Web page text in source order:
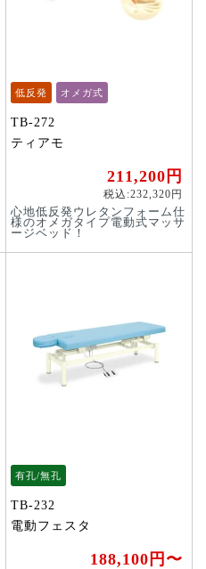
低反発 オメガ式
TB-272
ティアモ
211,200円
税込:232,320円
心地低反発ウレタンフォーム仕
様のオメガタイプ電動式マッサ
ージベッド！
有孔/無孔
TB-232
電動フェスタ
188,100円〜